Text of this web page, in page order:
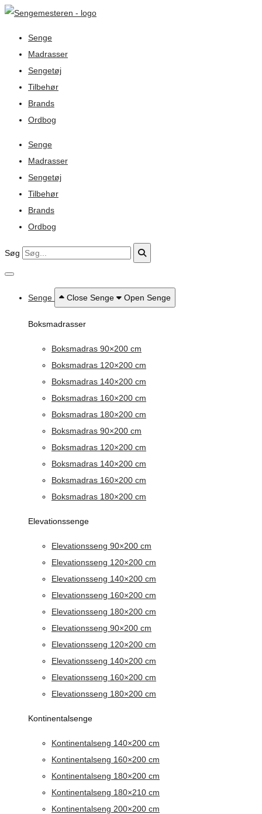
Senge
Madrasser
Sengetøj
Tilbehør
Brands
Ordbog
Senge
Madrasser
Sengetøj
Tilbehør
Brands
Ordbog
Søg
Senge Close Senge Open Senge
Boksmadrasser
Boksmadras 90×200 cm
Boksmadras 120×200 cm
Boksmadras 140×200 cm
Boksmadras 160×200 cm
Boksmadras 180×200 cm
Boksmadras 90×200 cm
Boksmadras 120×200 cm
Boksmadras 140×200 cm
Boksmadras 160×200 cm
Boksmadras 180×200 cm
Elevationssenge
Elevationsseng 90×200 cm
Elevationsseng 120×200 cm
Elevationsseng 140×200 cm
Elevationsseng 160×200 cm
Elevationsseng 180×200 cm
Elevationsseng 90×200 cm
Elevationsseng 120×200 cm
Elevationsseng 140×200 cm
Elevationsseng 160×200 cm
Elevationsseng 180×200 cm
Kontinentalsenge
Kontinentalseng 140×200 cm
Kontinentalseng 160×200 cm
Kontinentalseng 180×200 cm
Kontinentalseng 180×210 cm
Kontinentalseng 200×200 cm